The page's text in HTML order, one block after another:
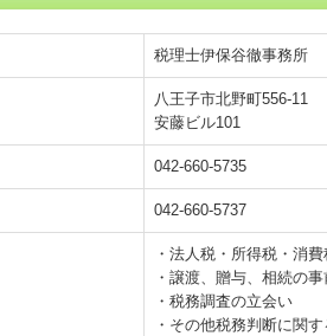
税理士伊保谷徹事務所
八王子市北野町556-11
安藤ビル101
042-660-5735
042-660-5737
・法人税・所得税・消
・譲渡、贈与、相続の
・税務調査の立会い
・その他税務判断に関